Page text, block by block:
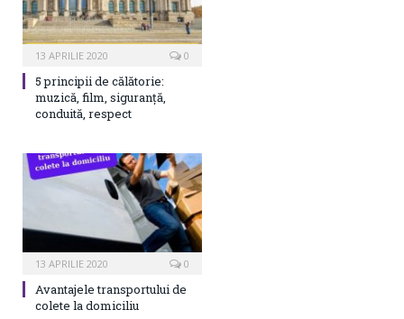
13 APRILIE 2020 0
5 principii de călătorie:
muzică, film, siguranță,
conduită, respect
13 APRILIE 2020 0
Avantajele transportului de
colete la domiciliu